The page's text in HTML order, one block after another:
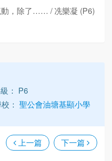
，除了…… / 冼樂凝 (P6)
： P6
： 聖公會油塘基顯小學
上一篇 下一篇